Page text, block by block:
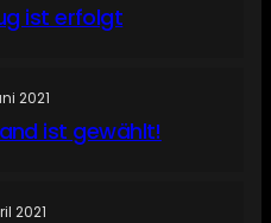
ist erfolgt
2021
ist gewählt!
2021